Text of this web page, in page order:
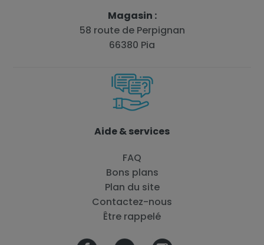
Magasin :
58 route de Perpignan
66380 Pia
Aide & services
FAQ
Bons plans
Plan du site
Contactez-nous
Être rappelé